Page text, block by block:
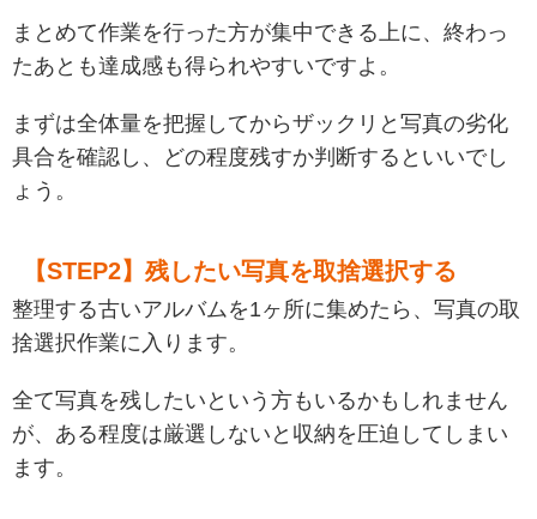
まとめて作業を行った方が集中できる上に、終わっ
たあとも達成感も得られやすいですよ。
まずは全体量を把握してからザックリと写真の劣化
具合を確認し、どの程度残すか判断するといいでし
ょう。
【STEP2】残したい写真を取捨選択する
整理する古いアルバムを1ヶ所に集めたら、写真の取
捨選択作業に入ります。
全て写真を残したいという方もいるかもしれません
が、ある程度は厳選しないと収納を圧迫してしまい
ます。